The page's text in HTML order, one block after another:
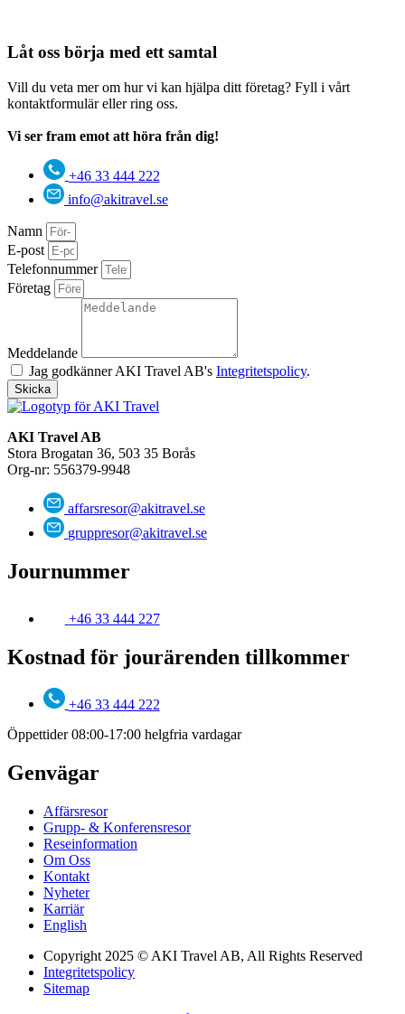
Låt oss börja med ett samtal
Vill du veta mer om hur vi kan hjälpa ditt företag? Fyll i vårt
kontaktformulär eller ring oss.
Vi ser fram emot att höra från dig!
+46 33 444 222
info@akitravel.se
Namn
E-post
Telefonnummer
Företag
Meddelande
Jag godkänner AKI Travel AB's Integritetspolicy.
Skicka
AKI Travel AB
Stora Brogatan 36, 503 35 Borås
Org-nr: 556379-9948
affarsresor@akitravel.se
gruppresor@akitravel.se
Journummer
+46 33 444 227
Kostnad för jourärenden tillkommer
+46 33 444 222
Öppettider 08:00-17:00 helgfria vardagar
Genvägar
Affärsresor
Grupp- & Konferensresor
Reseinformation
Om Oss
Kontakt
Nyheter
Karriär
English
Copyright 2025 © AKI Travel AB, All Rights Reserved
Integritetspolicy
Sitemap